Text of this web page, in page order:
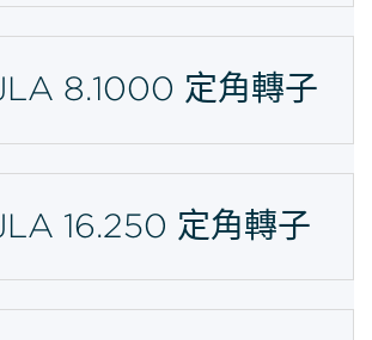
8.1000 定角轉子
16.250 定角轉子